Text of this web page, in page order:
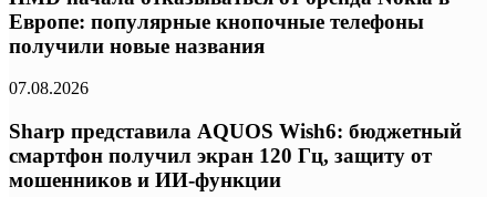
Европе: популярные кнопочные телефоны
получили новые названия
07.08.2026
Sharp представила AQUOS Wish6: бюджетный
смартфон получил экран 120 Гц, защиту от
мошенников и ИИ-функции